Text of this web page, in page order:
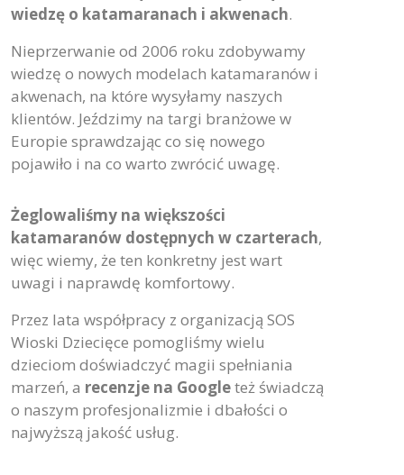
wiedzę o katamaranach i akwenach.
Nieprzerwanie od 2006 roku zdobywamy
wiedzę o nowych modelach katamaranów i
akwenach, na które wysyłamy naszych
klientów. Jeździmy na targi branżowe w
Europie sprawdzając co się nowego
pojawiło i na co warto zwrócić uwagę.
Żeglowaliśmy na większości
katamaranów dostępnych w czarterach
więc wiemy, że ten konkretny jest wart
uwagi i naprawdę komfortowy.
Przez lata współpracy z organizacją SOS